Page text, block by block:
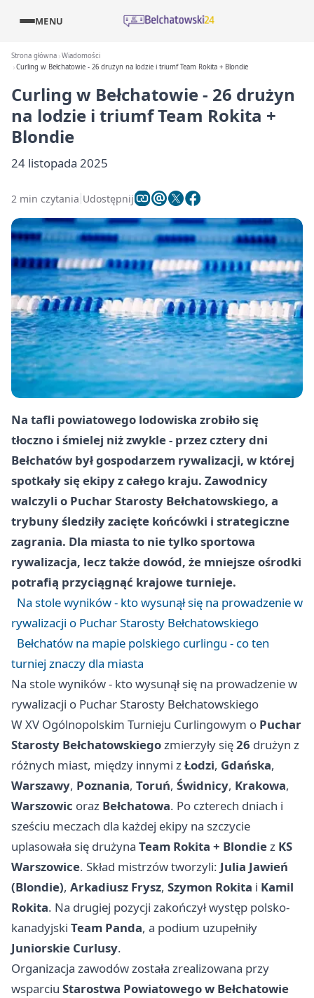
MENU
Strona główna Wiadomości
Curling w Bełchatowie - 26 drużyn na lodzie i triumf Team Rokita + Blondie
Curling w Bełchatowie - 26 drużyn
na lodzie i triumf Team Rokita +
Blondie
24 listopada 2025
2 min czytania Udostępnij
Na tafli powiatowego lodowiska zrobiło się
tłoczno i śmielej niż zwykle - przez cztery dni
Bełchatów był gospodarzem rywalizacji, w której
spotkały się ekipy z całego kraju. Zawodnicy
walczyli o Puchar Starosty Bełchatowskiego, a
trybuny śledziły zacięte końcówki i strategiczne
zagrania. Dla miasta to nie tylko sportowa
rywalizacja, lecz także dowód, że mniejsze ośrodki
potrafią przyciągnąć krajowe turnieje.
Na stole wyników - kto wysunął się na prowadzenie w
rywalizacji o Puchar Starosty Bełchatowskiego
Bełchatów na mapie polskiego curlingu - co ten
turniej znaczy dla miasta
Na stole wyników - kto wysunął się na prowadzenie w
rywalizacji o Puchar Starosty Bełchatowskiego
W XV Ogólnopolskim Turnieju Curlingowym o Puchar
Starosty Bełchatowskiegozmierzyły się26 drużyn z
różnych miast, między innymi zŁodzi, Gdańska,
Warszawy, Poznania, Toruń, Świdnicy, Krakowa,
Warszowic oraz Bełchatowa. Po czterech dniach i
sześciu meczach dla każdej ekipy na szczycie
uplasowała się drużyna Team Rokita + Blondiez KS
Warszowice. Skład mistrzów tworzyli: Julia Jawień
(Blondie), Arkadiusz Frysz, Szymon Rokita i Kamil
Rokita. Na drugiej pozycji zakończył występ polsko-
kanadyjski Team Panda, a podium uzupełniły
Juniorskie Curlusy.
Organizacja zawodów została zrealizowana przy
wsparciu Starostwa Powiatowego w Bełchatowie